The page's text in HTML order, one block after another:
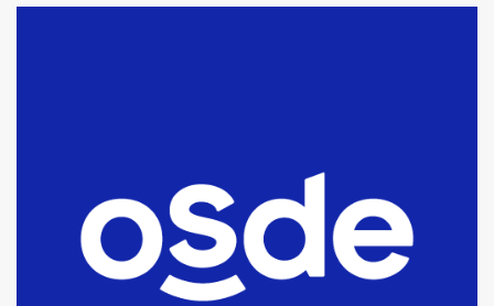
fueron detenidos por
comercialización de drogas en la
tarde del sábado
T.Lauquen: se vendió el edificio de
lo que fue la planta Industrial del